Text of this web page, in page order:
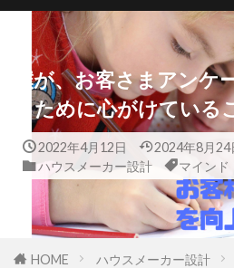
僕が、お客さまアンケ
るために心がけている
2022年4月12日
2024年8月24
ハウスメーカー設計
マインド
HOME ハウスメーカー設計